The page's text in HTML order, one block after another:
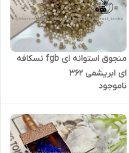
منجوق استوانه ای fgb نسکافه
ای ابریشمی ۳۶۲
ناموجود